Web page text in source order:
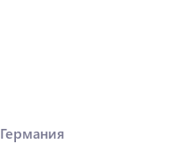
Германия